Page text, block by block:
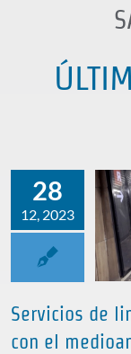
28
12, 2023
Servicios de
con el